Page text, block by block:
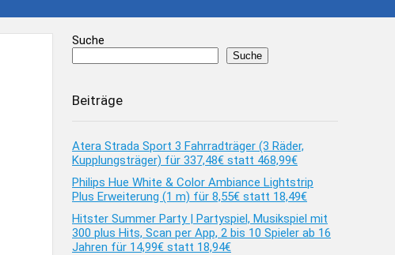
Suche
Suche
Beiträge
Atera Strada Sport 3 Fahrradträger (3 Räder,
Kupplungsträger) für 337,48€ statt 468,99€
Philips Hue White & Color Ambiance Lightstrip
Plus Erweiterung (1 m) für 8,55€ statt 18,49€
Hitster Summer Party | Partyspiel, Musikspiel mit
300 plus Hits, Scan per App, 2 bis 10 Spieler ab 16
Jahren für 14,99€ statt 18,94€